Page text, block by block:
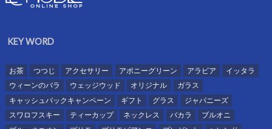
KEY WORD
お茶 つつじ アクセサリー アポニーグリーン アラビア
イッタラ
ウィーンのバラ
ウェッジウッド オリジナル
ガラス
キャッシュバックキャンペーン
ギフト グラス
ジャパニーズ
スワロフスキー
ティーカップ ネックレス バカラ
ブルオニ